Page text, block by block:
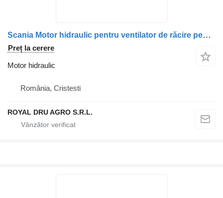
Scania Motor hidraulic pentru ventilator de răcire pentru camion Scania 470937 1764450-16
Preț la cerere
Motor hidraulic
România, Cristesti
ROYAL DRU AGRO S.R.L.